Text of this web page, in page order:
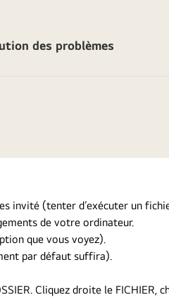
des problèmes
invité (tenter d’exécuter un
de votre ordinateur.
que vous voyez).
par défaut suffira).
Cliquez droite le